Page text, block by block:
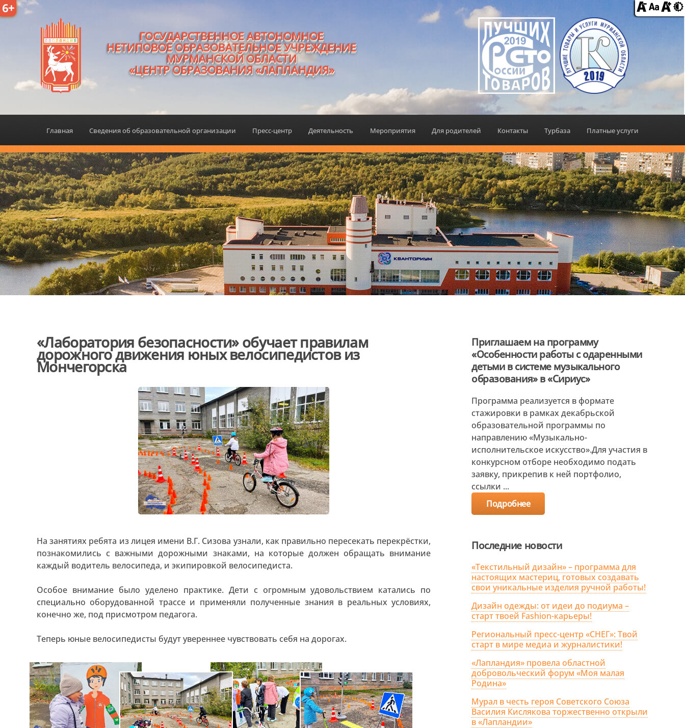
6+
ГОСУДАРСТВЕННОЕ АВТОНОМНОЕ
НЕТИПОВОЕ ОБРАЗОВАТЕЛЬНОЕ УЧРЕЖДЕНИЕ
МУРМАНСКОЙ ОБЛАСТИ
«ЦЕНТР ОБРАЗОВАНИЯ «ЛАПЛАНДИЯ»
Главная Сведения об образовательной организации Пресс-центр Деятельность Мероприятия Для родителей Контакты Турбаза Платные услуги
«Лаборатория безопасности» обучает правилам
дорожного движения юных велосипедистов из
Мончегорска
На занятиях ребята из лицея имени В.Г. Сизова узнали, как правильно пересекать перекрёстки,
познакомились с важными дорожными знаками, на которые должен обращать внимание
каждый водитель велосипеда, и экипировкой велосипедиста.
Особое внимание было уделено практике. Дети с огромным удовольствием катались по
специально оборудованной трассе и применяли полученные знания в реальных условиях,
конечно же, под присмотром педагога.
Теперь юные велосипедисты будут увереннее чувствовать себя на дорогах.
Приглашаем на программу
«Особенности работы с одаренными
детьми в системе музыкального
образования» в «Сириус»
Программа реализуется в формате
стажировки в рамках декабрьской
образовательной программы по
направлению «Музыкально-
исполнительское искусство».Для участия в
конкурсном отборе необходимо подать
заявку, прикрепив к ней портфолио,
ссылки ...
Подробнее
Последние новости
«Текстильный дизайн» – программа для
настоящих мастериц, готовых создавать
свои уникальные изделия ручной работы!
Дизайн одежды: от идеи до подиума –
старт твоей Fashion-карьеры!
Региональный пресс-центр «СНЕГ»: Твой
старт в мире медиа и журналистики!
«Лапландия» провела областной
добровольческий форум «Моя малая
Родина»
Мурал в честь героя Советского Союза
Василия Кислякова торжественно открыли
в «Лапландии»